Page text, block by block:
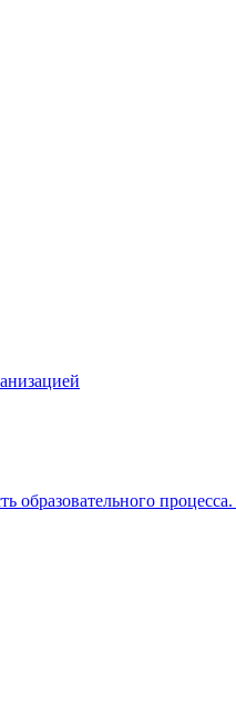
образовательного